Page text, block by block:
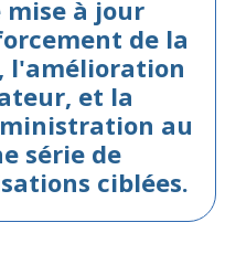
mise à jour
de la
l'amélioration
et la
au
série de
ciblées.